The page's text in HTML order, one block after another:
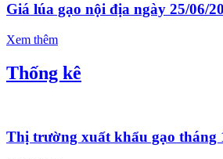
Giá lúa gạo nội địa ngày 25/06/
Xem thêm
Thống kê
Thị trường xuất khẩu gạo tháng